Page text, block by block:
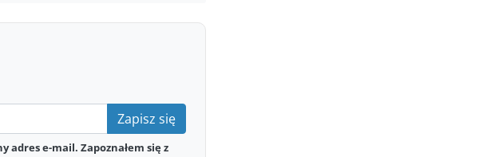
Zapisz się
e-mail. Zapoznałem się z